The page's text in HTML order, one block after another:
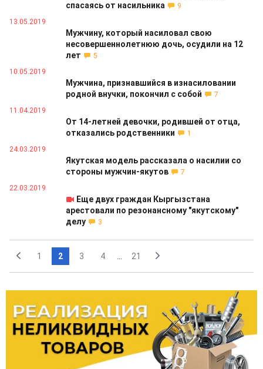
спасаясь от насильника
9
13.05.2019
Мужчину, который насиловал свою
несовершеннолетнюю дочь, осудили на 12
лет
5
10.05.2019
Мужчина, признавшийся в изнасиловании
родной внучки, покончил с собой
7
11.04.2019
От 14-летней девочки, родившей от отца,
отказались родственники
1
24.03.2019
Якутская модель рассказала о насилии со
стороны мужчин-якутов
7
22.03.2019
Еще двух граждан Кыргызстана
арестовали по резонансному "якутскому"
делу
3
1 2 3 4 21